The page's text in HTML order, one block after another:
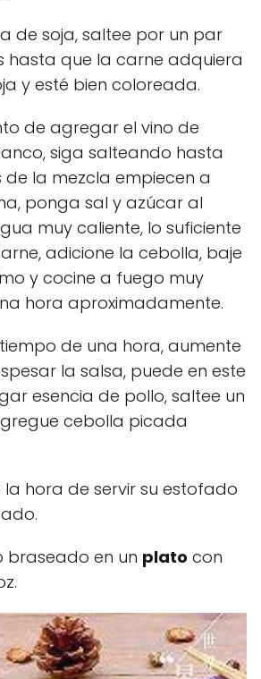
de soja, saltee por un par
hasta que la carne adquiera
y esté bien coloreada.
de agregar el vino de
siga salteando hasta
la mezcla empiecen a
ponga sal y azúcar al
muy caliente, lo suficiente
adicione la cebolla, baje
y cocine a fuego muy
hora aproximadamente.
de una hora, aumente
la salsa, puede en este
esencia de pollo, saltee un
cebolla picada
la hora de servir su estofado
braseado en un plato con